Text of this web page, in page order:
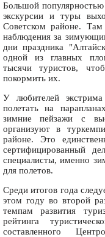
Большой
экскурсии и туры
Советском районе.
наблюдения за
дни праздника
одной из главных
тысячи туристов,
покормить их.
У любителей
полетать на
зимние пейзажи с
организуют в
районе. Это
сертифицированный
специалисты, именно
для полетов.
Среди итогов года
этом году во второй
темпам развития
рейтинга
составленного